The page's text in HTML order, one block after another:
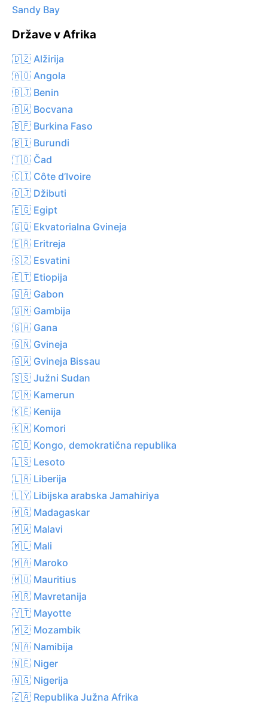
Sandy Bay
Države v Afrika
🇩🇿 Alžirija
🇦🇴 Angola
🇧🇯 Benin
🇧🇼 Bocvana
🇧🇫 Burkina Faso
🇧🇮 Burundi
🇹🇩 Čad
🇨🇮 Côte d’Ivoire
🇩🇯 Džibuti
🇪🇬 Egipt
🇬🇶 Ekvatorialna Gvineja
🇪🇷 Eritreja
🇸🇿 Esvatini
🇪🇹 Etiopija
🇬🇦 Gabon
🇬🇲 Gambija
🇬🇭 Gana
🇬🇳 Gvineja
🇬🇼 Gvineja Bissau
🇸🇸 Južni Sudan
🇨🇲 Kamerun
🇰🇪 Kenija
🇰🇲 Komori
🇨🇩 Kongo, demokratična republika
🇱🇸 Lesoto
🇱🇷 Liberija
🇱🇾 Libijska arabska Jamahiriya
🇲🇬 Madagaskar
🇲🇼 Malavi
🇲🇱 Mali
🇲🇦 Maroko
🇲🇺 Mauritius
🇲🇷 Mavretanija
🇾🇹 Mayotte
🇲🇿 Mozambik
🇳🇦 Namibija
🇳🇪 Niger
🇳🇬 Nigerija
🇿🇦 Republika Južna Afrika